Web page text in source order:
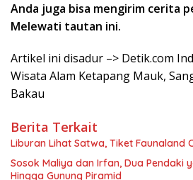
Anda juga bisa mengirim cerita
Melewati tautan ini.
Artikel ini disadur –> Detik.com
Wisata Alam Ketapang Mauk,
Bakau
Berita Terkait
Liburan Lihat Satwa, Tiket Faunaland
Sosok Maliya dan Irfan, Dua Pendaki
Hingga Gunung Piramid